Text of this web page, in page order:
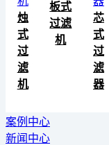
烛
式
过
滤
机
板式
过滤
机
芯
式
过
滤
器
案例中心
新闻中心